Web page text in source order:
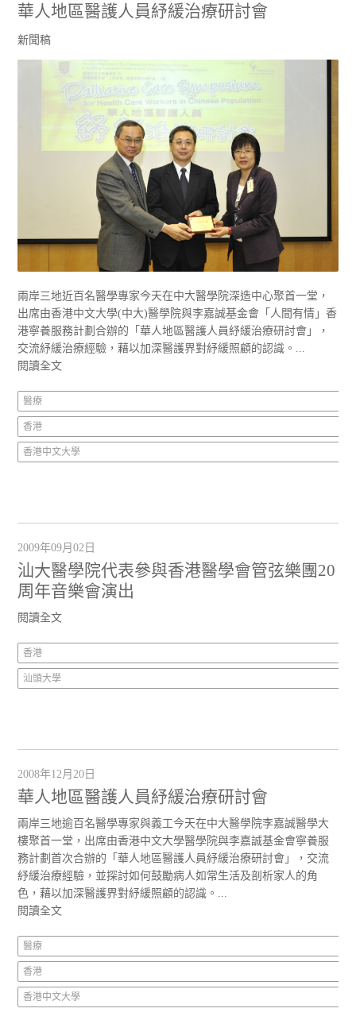
華人地區醫護人員紓緩治療研討會
新聞稿
兩岸三地近百名醫學專家今天在中大醫學院深造中心聚首一堂，
出席由香港中文大學(中大)醫學院與李嘉誠基金會「人間有情」香
港寧養服務計劃合辦的「華人地區醫護人員紓緩治療研討會」，
交流紓緩治療經驗，藉以加深醫護界對紓緩照顧的認識。...
閱讀全文
醫療
香港
香港中文大學
2009年09月02日
汕大醫學院代表參與香港醫學會管弦樂團20
周年音樂會演出
閱讀全文
香港
汕頭大學
2008年12月20日
華人地區醫護人員紓緩治療研討會
兩岸三地逾百名醫學專家與義工今天在中大醫學院李嘉誠醫學大
樓聚首一堂，出席由香港中文大學醫學院與李嘉誠基金會寧養服
務計劃首次合辦的「華人地區醫護人員紓緩治療研討會」，交流
紓緩治療經驗，並探討如何鼓勵病人如常生活及剖析家人的角
色，藉以加深醫護界對紓緩照顧的認識。...
閱讀全文
醫療
香港
香港中文大學